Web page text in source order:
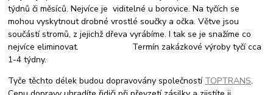
týdnů či měsíců. Nejvíce je viditelné u borovice. Na tyčích se
mohou vyskytnout drobné vrostlé součky a očka. Větve jsou
součástí stromů, z jejichž dřeva vyrábíme. I tak se je snažíme co
nejvíce eliminovat. Termín zakázkové výroby tyčí cca
1-4 týdny.
Tyče těchto délek budou dopravovány společností TOPTRANS.